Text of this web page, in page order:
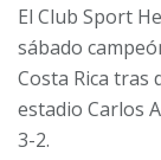
El Club Sport
sábado
Costa Rica tras
estadio Carlos
3-2.